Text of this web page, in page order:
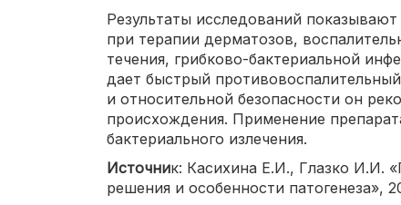
Результаты исследований
при терапии дерматозов,
течения, грибково-бактериальной
дает быстрый
и относительной безопасности он
происхождения. Применение
бактериального излечения.
Источник: Касихина Е.И., Глазко И.И.
решения и особенности патогенеза»,